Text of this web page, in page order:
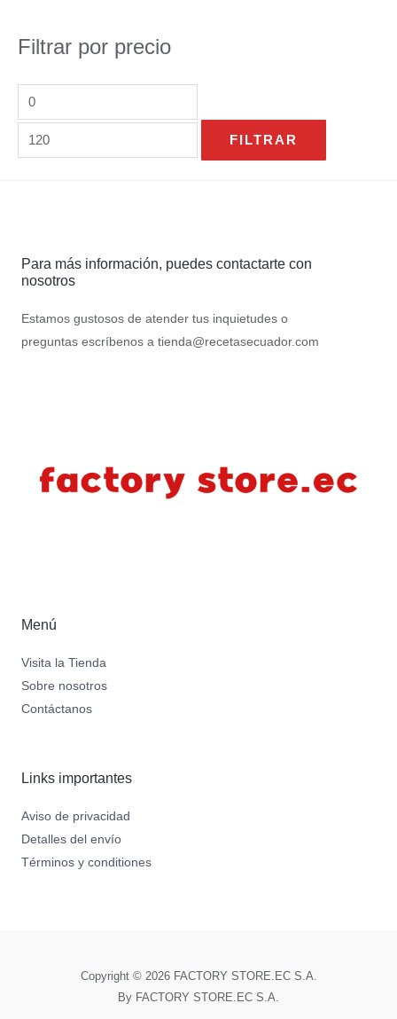
Filtrar por precio
FILTRAR
Para más información, puedes contactarte con
nosotros
Estamos gustosos de atender tus inquietudes o
preguntas escríbenos a tienda@recetasecuador.com
Menú
Visita la Tienda
Sobre nosotros
Contáctanos
Links importantes
Aviso de privacidad
Detalles del envío
Términos y conditiones
Copyright © 2026 FACTORY STORE.EC S.A.
By FACTORY STORE.EC S.A.